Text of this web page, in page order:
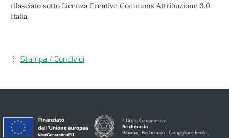
rilasciato sotto Licenza Creative Commons Attribuzione 3.0
Italia.
Stampa / Condividi
Istituto Comprensivo
Bricherasio
Bibiana - Bricherasio - Campiglione Fenile